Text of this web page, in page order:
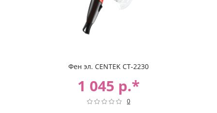
Фен эл. CENTEK CT-2230
1 045 р.*
0